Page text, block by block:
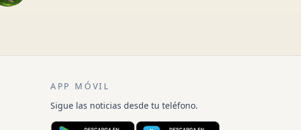
APP MÓVIL
Sigue las noticias desde tu teléfono.